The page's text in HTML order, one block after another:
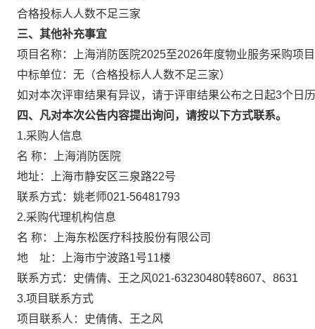
合格投标人人数不足三家
三、其他补充事宜
项目名称：上海消防医院2025至2026年度物业服务采购项目
中标单位：无（合格投标人人数不足三家）
如对本次评审结果有异议，请于评审结果公布之日起3个日
四、凡对本次公告内容提出询问，请按以下方式联系。
1.采购人信息
名 称：上海消防医院
地址：上海市静安区三泉路22号
联系方式：姚老师021-56481793
2.采购代理机构信息
名 称：上海东松医疗科技股份有限
地 址：上海市宁波路1号11楼
联系方式：史倩倩、王之风021-
3.项目联系方式
项目联系人：史倩倩、王之风